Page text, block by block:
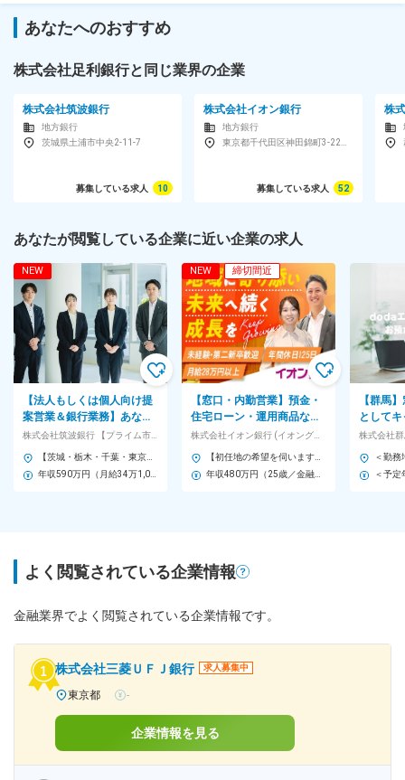
あなたへのおすすめ
株式会社足利銀行と同じ業界の企業
株式会社筑波銀行
地方銀行
茨城県土浦市中央2-11-7
募集している求人 10
株式会社イオン銀行
地方銀行
募集している求人 52
株
あなたが閲覧している企業に近い企業の求人
NEW
【法人もしくは個人向け提
案営業＆銀行業務】あなた
に合った育成体制を完備／
地域に貢献
NEW 締切間近
【窓口・内勤営業】預金・
住宅ローン・運用商品など
の自社サービスの提案など
をお任せ
【群馬
として
体制充
識を活
株式会社
よく閲覧されている企業情報
金融業界でよく閲覧されている企業情報です。
株式会社三菱ＵＦＪ銀行 求人募集中
東京都 -
企業情報を見る